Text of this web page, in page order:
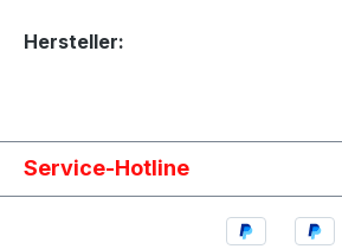
Hersteller:
Service-Hotline